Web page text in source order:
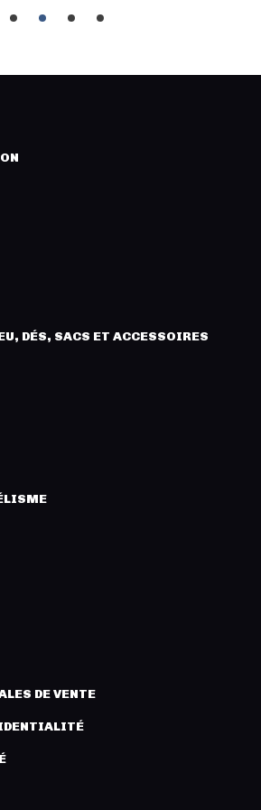
DÉS, SACS ET ACCESSOIRES
DE VENTE